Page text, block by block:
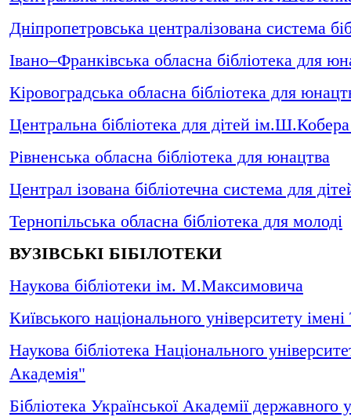
Дніпропетровська централізована система
Івано–Франківська обласна бібліотека для
Кіровоградська обласна бібліотека для
Центральна бібліотека для дітей
Рівненська обласна бібліотека для юнацтва
Централ ізована бібліотечна система для
Тернопільська обласна бібліотека для молоді
ВУЗІВСЬКІ БІБІЛОТЕКИ
Наукова бібліотеки ім. М.Максимовича
Київського національного університету
Наукова бібліотека Національного
Академія"
Бібліотека Української Академії